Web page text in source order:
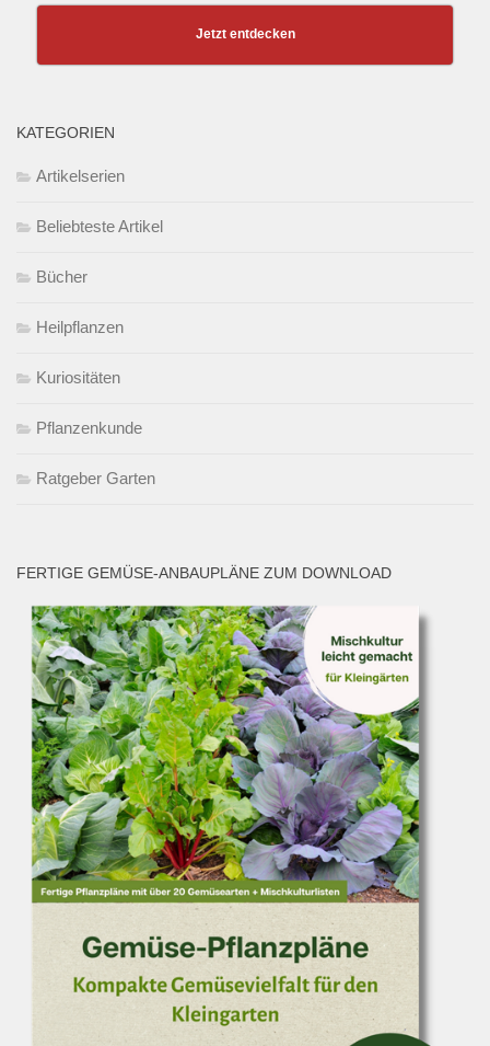
Jetzt entdecken
KATEGORIEN
Artikelserien
Beliebteste Artikel
Bücher
Heilpflanzen
Kuriositäten
Pflanzenkunde
Ratgeber Garten
FERTIGE GEMÜSE-ANBAUPLÄNE ZUM DOWNLOAD